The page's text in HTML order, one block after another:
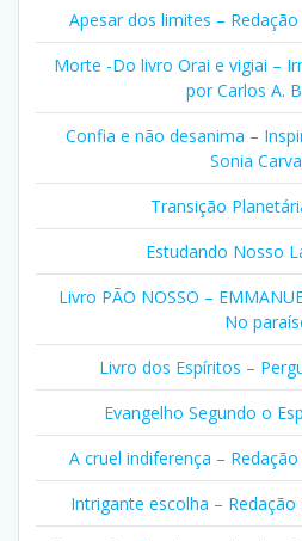
Apesar dos limites –
Morte -Do livro Orai e vigiai –
por Carlos A.
Confia e não desanima –
Sonia
Transição
Estudando Nosso
Livro PÃO NOSSO –
No
Livro dos Espíritos –
Evangelho Segundo o
A cruel indiferença –
Intrigante escolha –